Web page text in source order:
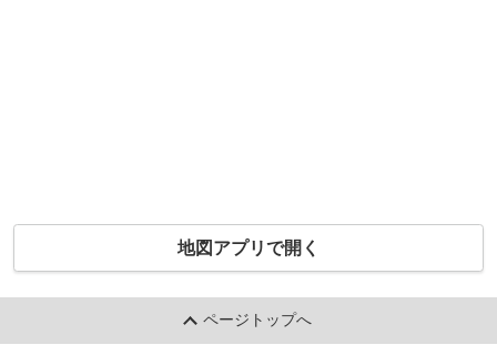
地図アプリで開く
ページトップへ